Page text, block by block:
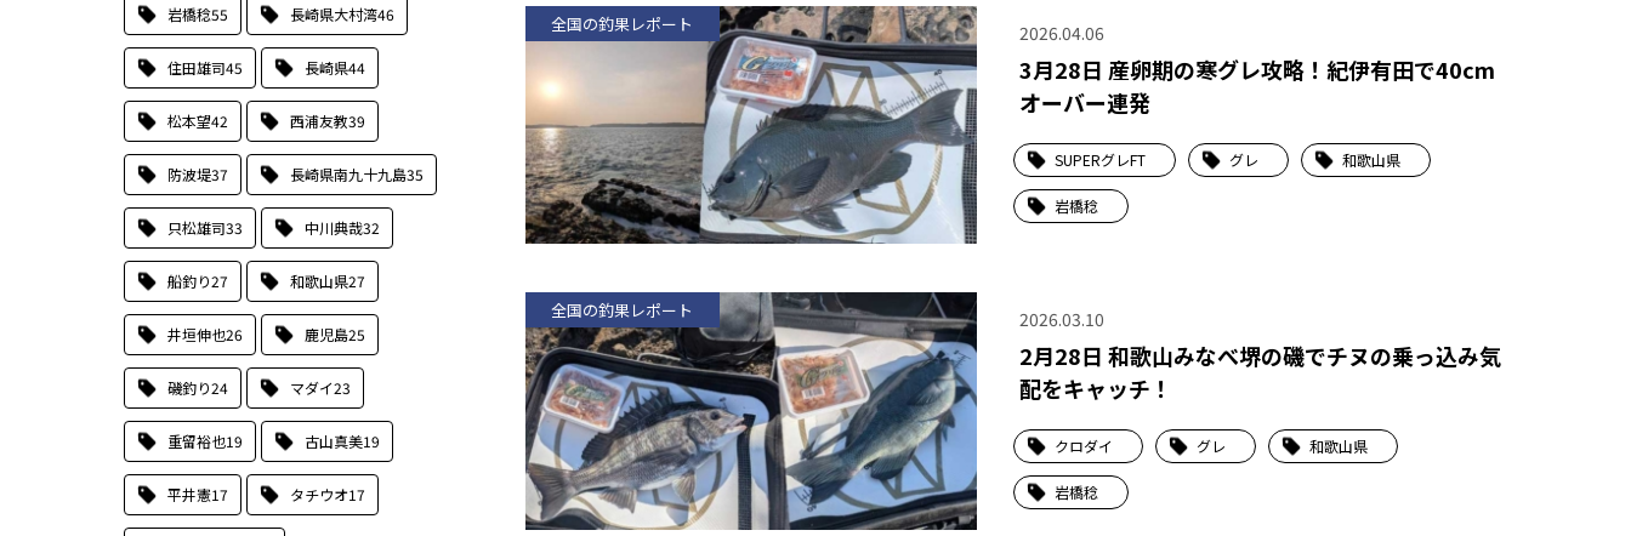
岩橋稔55 長崎県大村湾46
住田雄司45 長崎県44
松本望42 西浦友教39
防波堤37 長崎県南九十九島35
只松雄司33 中川典哉32
船釣り27 和歌山県27
井垣伸也26 鹿児島25
磯釣り24 マダイ23
重留裕也19 古山真美19
平井憲17 タチウオ17
全国の釣果レポート 2026.04.06
3月28日 産卵期の寒グレ攻略！紀伊有田で40cm
オーバー連発
SUPERグレFT グレ 和歌山県
岩橋稔
全国の釣果レポート 2026.03.10
2月28日 和歌山みなべ堺の磯でチヌの乗っ込み気
配をキャッチ！
クロダイ グレ 和歌山県
岩橋稔